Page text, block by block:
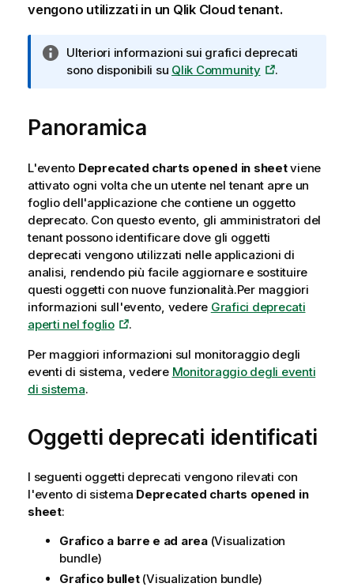
vengono utilizzati in un Qlik Cloudtenant.
N
o
i
n
o
r
m
a
t
i
c
a
Ulteriori informazioni sui grafici deprecati
sono disponibili su Qlik Community .
Panoramica
L'evento Deprecated charts opened in sheetviene
attivato ogni volta che un utente nel tenant apre un
foglio dell'applicazione che contiene un oggetto
deprecato. Con questo evento, gli amministratori del
tenant possono identificare dove gli oggetti
deprecati vengono utilizzati nelle applicazioni di
analisi, rendendo più facile aggiornare e sostituire
questi oggetti con nuove funzionalità.Per maggiori
informazioni sull'evento, vedere Grafici deprecati
aperti nel foglio
.
Per maggiori informazioni sul monitoraggio degli
eventi di sistema, vedere Monitoraggio degli eventi
di sistema.
Oggetti deprecati identificati
I seguenti oggetti deprecati vengono rilevati con
l'evento di sistema Deprecated charts opened in
sheet:
Grafico a barre e ad area(Visualization
bundle)
Grafico bullet(Visualization bundle)